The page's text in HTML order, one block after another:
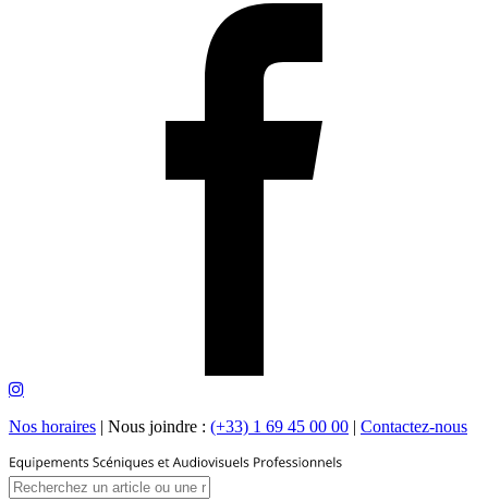
Nos horaires | Nous joindre : (+33) 1 69 45 00 00 | Contactez-nous